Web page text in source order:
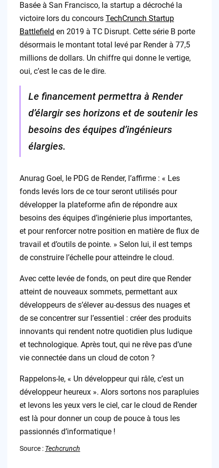
Basée à San Francisco, la startup a décroché la
victoire lors du concours TechCrunch Startup
Battlefield en 2019 à TC Disrupt. Cette série B porte
désormais le montant total levé par Render à 77,5
millions de dollars. Un chiffre qui donne le vertige,
oui, c’est le cas de le dire.
Le financement permettra à Render
d’élargir ses horizons et de soutenir les
besoins des équipes d’ingénieurs
élargies.
Anurag Goel, le PDG de Render, l’affirme : « Les
fonds levés lors de ce tour seront utilisés pour
développer la plateforme afin de répondre aux
besoins des équipes d’ingénierie plus importantes,
et pour renforcer notre position en matière de flux de
travail et d’outils de pointe. » Selon lui, il est temps
de construire l’échelle pour atteindre le cloud.
Avec cette levée de fonds, on peut dire que Render
atteint de nouveaux sommets, permettant aux
développeurs de s’élever au-dessus des nuages et
de se concentrer sur l’essentiel : créer des produits
innovants qui rendent notre quotidien plus ludique
et technologique. Après tout, qui ne rêve pas d’une
vie connectée dans un cloud de coton ?
Rappelons-le, « Un développeur qui râle, c’est un
développeur heureux ». Alors sortons nos parapluies
et levons les yeux vers le ciel, car le cloud de Render
est là pour donner un coup de pouce à tous les
passionnés d’informatique !
Source : Techcrunch